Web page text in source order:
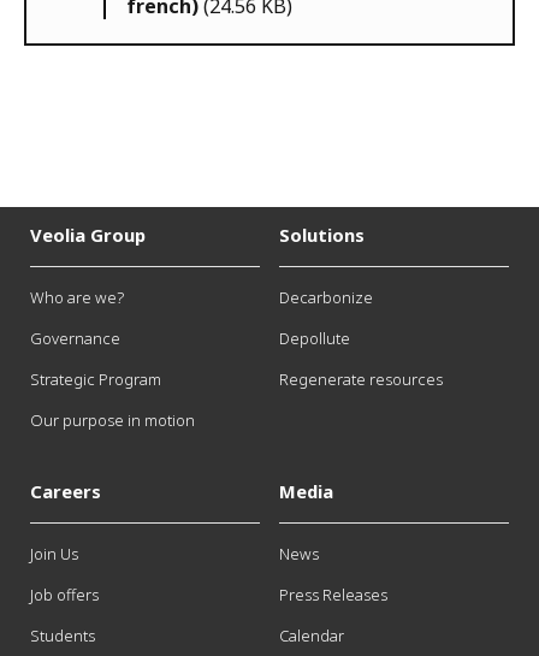
french)(24.56 KB)
Veolia Group
Who are we?
Governance
Strategic Program
Our purpose in motion
Solutions
Decarbonize
Depollute
Regenerate resources
Careers
Join Us
Job offers
Students
Media
News
Press Releases
Calendar